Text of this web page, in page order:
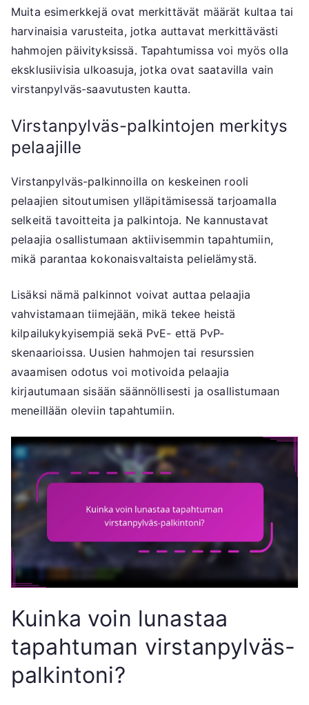
Muita esimerkkejä ovat merkittävät määrät kultaa tai
harvinaisia varusteita, jotka auttavat merkittävästi
hahmojen päivityksissä. Tapahtumissa voi myös olla
eksklusiivisia ulkoasuja, jotka ovat saatavilla vain
virstanpylväs-saavutusten kautta.
Virstanpylväs-palkintojen merkitys
pelaajille
Virstanpylväs-palkinnoilla on keskeinen rooli
pelaajien sitoutumisen ylläpitämisessä tarjoamalla
selkeitä tavoitteita ja palkintoja. Ne kannustavat
pelaajia osallistumaan aktiivisemmin tapahtumiin,
mikä parantaa kokonaisvaltaista pelielämystä.
Lisäksi nämä palkinnot voivat auttaa pelaajia
vahvistamaan tiimejään, mikä tekee heistä
kilpailukykyisempiä sekä PvE- että PvP-
skenaarioissa. Uusien hahmojen tai resurssien
avaamisen odotus voi motivoida pelaajia
kirjautumaan sisään säännöllisesti ja osallistumaan
meneillään oleviin tapahtumiin.
Kuinka voin lunastaa
tapahtuman virstanpylväs-
palkintoni?